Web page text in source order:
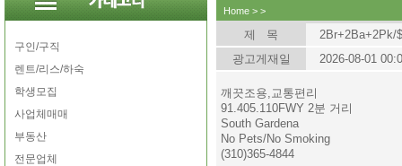
구인/구직
렌트/리스/하숙
학생모집
사업체매매
부동산
전문업체
Home > >
제 목
2Br+2Ba+2Pk/
광고게재일
2026-08-01
깨끗조용,교통편리
91.405.110FWY 2분 거리
South Gardena
No Pets/No Smoking
(310)365-4844